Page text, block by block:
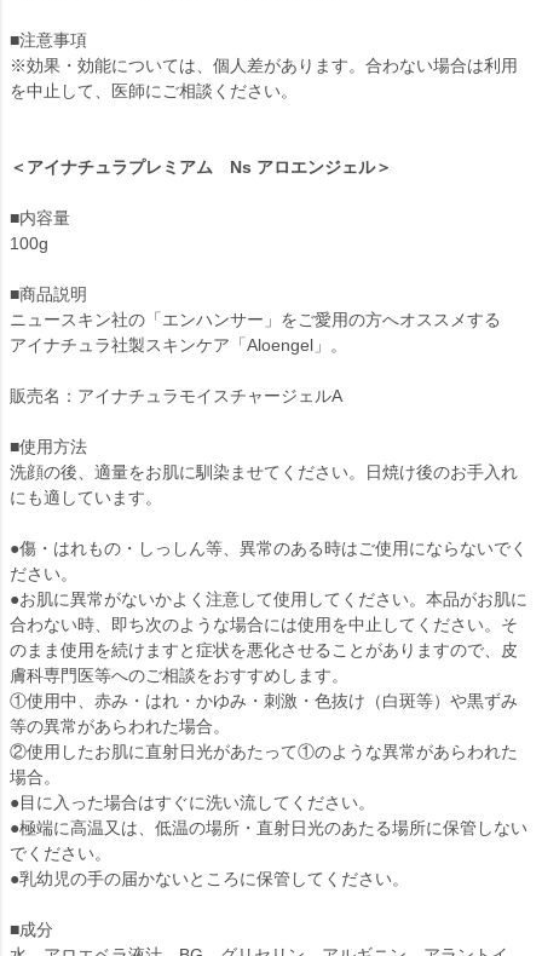
■注意事項
※効果・効能については、個人差があります。合わない場合は利用
を中止して、医師にご相談ください。
＜アイナチュラプレミアム Ns アロエンジェル＞
■内容量
100g
■商品説明
ニュースキン社の「エンハンサー」をご愛用の方へオススメする
アイナチュラ社製スキンケア「Aloengel」。
販売名：アイナチュラモイスチャージェルA
■使用方法
洗顔の後、適量をお肌に馴染ませてください。日焼け後のお手入れ
にも適しています。
●傷・はれもの・しっしん等、異常のある時はご使用にならないでく
ださい。
●お肌に異常がないかよく注意して使用してください。本品がお肌に
合わない時、即ち次のような場合には使用を中止してください。そ
のまま使用を続けますと症状を悪化させることがありますので、皮
膚科専門医等へのご相談をおすすめします。
①使用中、赤み・はれ・かゆみ・刺激・色抜け（白斑等）や黒ずみ
等の異常があらわれた場合。
②使用したお肌に直射日光があたって①のような異常があらわれた
場合。
●目に入った場合はすぐに洗い流してください。
●極端に高温又は、低温の場所・直射日光のあたる場所に保管しない
でください。
●乳幼児の手の届かないところに保管してください。
■成分